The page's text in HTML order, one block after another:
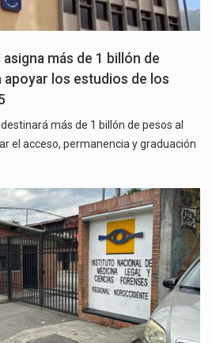
más de 1 billón de
apoyar los estudios de los
más de 1 billón de pesos al
el acceso, permanencia y graduación